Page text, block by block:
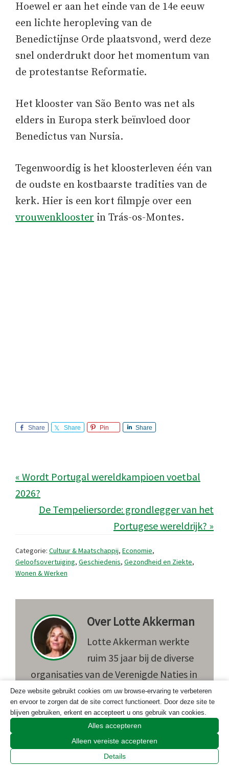
Hoewel er aan het einde van de 14e eeuw
een lichte heropleving van de
Benedictijnse Orde plaatsvond, werd deze
snel onderdrukt door het momentum van
de protestantse Reformatie.
Het klooster van São Bento was net als
elders in Europa sterk beïnvloed door
Benedictus van Nursia.
Tegenwoordig is het kloosterleven één van
de oudste en kostbaarste tradities van de
kerk. Hier is een kort filmpje over een
vrouwenklooster in Trás-os-Montes.
Share Share Pin Share
« Wordt Portugal wereldkampioen voetbal
2026?
De Tempeliersorde: grondlegger van het
Portugese wereldrijk? »
Categorie: Cultuur & Maatschappij, Economie,
Geloofsovertuiging, Geschiedenis, Gezondheid en Ziekte,
Wonen & Werken
OverLotte Akkerman
Lotte Akkerman werkte
ruim 35 jaar bij de diverse
organisaties van de Verenigde Naties in
Genève, Phnom Penh en Den Haag.
Lotte studeerde Journalistiek. Daar
verdiende ze haar brood nooit mee,
wel schreef ze een trits aan verhalen,
interviews en artikelen voor glossy’s en
Deze website gebruikt cookies om uw browse-ervaring te verbeteren
en ervoor te zorgen dat de site correct functioneert. Door deze site te
blijven gebruiken, erkent en accepteert u ons gebruik van cookies.
Alles accepteren
Alleen vereiste accepteren
Details